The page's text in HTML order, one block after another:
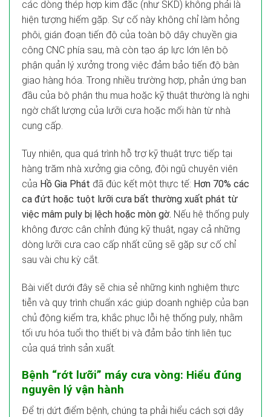
các dòng thép hợp kim đặc (như SKD) không phải là
hiện tượng hiếm gặp. Sự cố này không chỉ làm hỏng
phôi, gián đoạn tiến độ của toàn bộ dây chuyền gia
công CNC phía sau, mà còn tạo áp lực lớn lên bộ
phận quản lý xưởng trong việc đảm bảo tiến độ bàn
giao hàng hóa. Trong nhiều trường hợp, phản ứng ban
đầu của bộ phận thu mua hoặc kỹ thuật thường là nghi
ngờ chất lượng của lưỡi cưa hoặc mối hàn từ nhà
cung cấp.
Tuy nhiên, qua quá trình hỗ trợ kỹ thuật trực tiếp tại
hàng trăm nhà xưởng gia công, đội ngũ chuyên viên
của Hồ Gia Phát đã đúc kết một thực tế: Hơn 70% các
ca đứt hoặc tuột lưỡi cưa bất thường xuất phát từ
việc mâm puly bị lệch hoặc mòn gờ. Nếu hệ thống puly
không được cân chỉnh đúng kỹ thuật, ngay cả những
dòng lưỡi cưa cao cấp nhất cũng sẽ gặp sự cố chỉ
sau vài chu kỳ cắt.
Bài viết dưới đây sẽ chia sẻ những kinh nghiệm thực
tiễn và quy trình chuẩn xác giúp doanh nghiệp của bạn
chủ động kiểm tra, khắc phục lỗi hệ thống puly, nhằm
tối ưu hóa tuổi thọ thiết bị và đảm bảo tính liên tục
của quá trình sản xuất.
Bệnh “rớt lưỡi” máy cưa vòng: Hiểu đúng
nguyên lý vận hành
Để trị dứt điểm bệnh, chúng ta phải hiểu cách sợi dây